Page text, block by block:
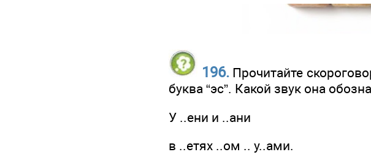
196.Прочитайте
буква “эс”. Какой звук она
У ..ени и ..ани
в ..етях ..ом .. у..ами.